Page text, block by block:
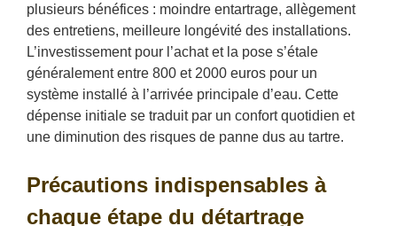
plusieurs bénéfices : moindre entartrage, allègement
des entretiens, meilleure longévité des installations.
L’investissement pour l’achat et la pose s’étale
généralement entre 800 et 2000 euros pour un
système installé à l’arrivée principale d’eau. Cette
dépense initiale se traduit par un confort quotidien et
une diminution des risques de panne dus au tartre.
Précautions indispensables à
chaque étape du détartrage